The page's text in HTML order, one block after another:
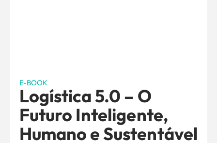
E-BOOK
Logística 5.0 – O
Futuro Inteligente,
Humano e Sustentável